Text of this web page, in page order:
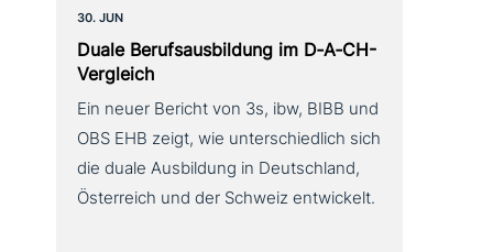
30. JUN
Duale Berufsausbildung im D‑A‑CH-
Vergleich
Ein neuer Bericht von 3s, ibw, BIBB und
OBS EHB zeigt, wie unter­schied­lich sich
die duale Ausbildung in Deutschland,
Österreich und der Schweiz entwickelt.